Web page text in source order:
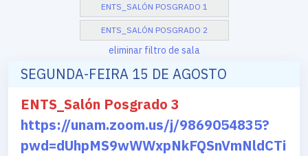
ENTS_SALÓN POSGRADO 1
ENTS_SALÓN POSGRADO 2
eliminar filtro de sala
SEGUNDA-FEIRA 15 DE AGOSTO
ENTS_Salón Posgrado 3
https://unam.zoom.us/j/9869054835?
pwd=dUhpMS9wWWxpNkFQSnVmNldCTi